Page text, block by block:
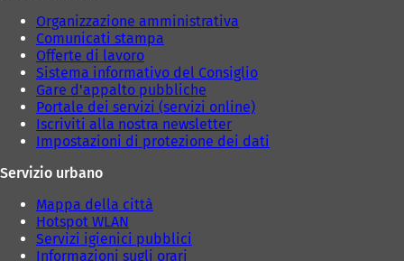
Organizzazione amministrativa
Comunicati stampa
Offerte di lavoro
Sistema informativo del Consiglio
Gare d'appalto pubbliche
Portale dei servizi (servizi online)
Iscriviti alla nostra newsletter
Impostazioni di protezione dei dati
Servizio urbano
Mappa della città
Hotspot WLAN
Servizi igienici pubblici
Informazioni sugli orari